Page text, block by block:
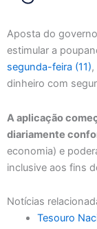
Aposta do
estimular a
segunda-feira (11),
dinheiro com
A aplicação
diariamente
economia) e
inclusive aos fins
Notícias
Tesouro